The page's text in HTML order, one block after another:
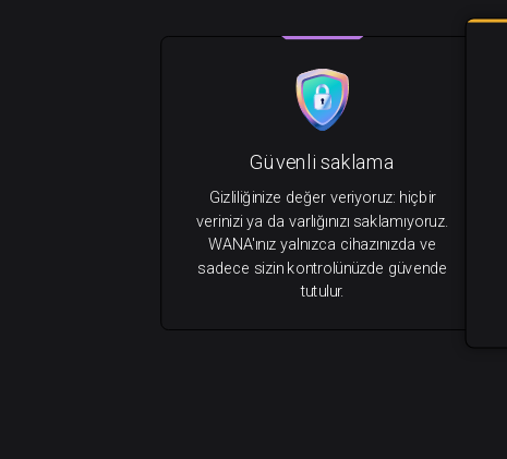
Güvenli saklama
Gizliliğinize değer veriyoruz: hiçbir
verinizi ya da varlığınızı saklamıyoruz.
WANA'ınız yalnızca cihazınızda ve
sadece sizin kontrolünüzde güvende
tutulur.